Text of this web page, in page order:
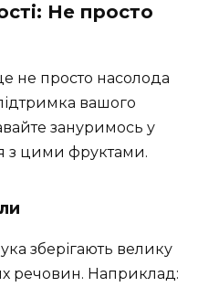
Не просто
не просто насолода
вашого
зануримось у
з цими фруктами.
зберігають велику
речовин. Наприклад: